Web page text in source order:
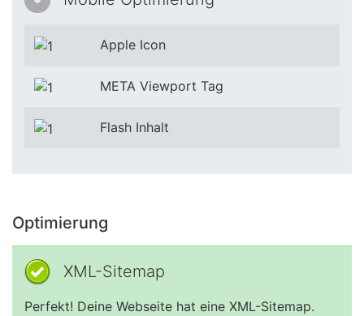
Apple Icon
META Viewport Tag
Flash Inhalt
Optimierung
XML-Sitemap
Perfekt! Deine Webseite hat eine XML-Sitemap.